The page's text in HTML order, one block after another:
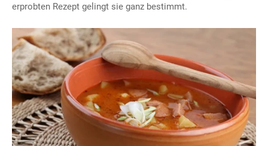
erprobten Rezept gelingt sie ganz bestimmt.